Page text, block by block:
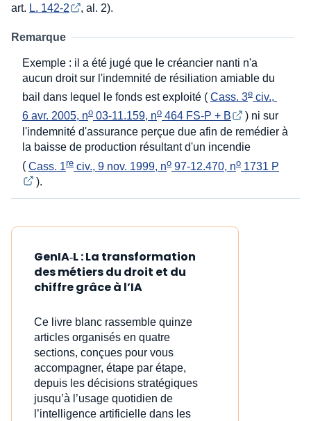
art. L. 142-2 , al. 2).
Remarque
Exemple : il a été jugé que le créancier nanti n'a
aucun droit sur l'indemnité de résiliation amiable du
bail dans lequel le fonds est exploité ( Cass. 3e civ.,
6 avr. 2005, no 03-11.159, no 464 FS-P + B
) ni sur
l'indemnité d'assurance perçue due afin de remédier à
la baisse de production résultant d'un incendie
( Cass. 1re civ., 9 nov. 1999, no 97-12.470, no 1731 P
).
GenIA‑L : La transformation
des métiers du droit et du
chiffre grâce à l’IA
Ce livre blanc rassemble quinze
articles organisés en quatre
sections, conçues pour vous
accompagner, étape par étape,
depuis les décisions stratégiques
jusqu’à l’usage quotidien de
l’intelligence artificielle dans les